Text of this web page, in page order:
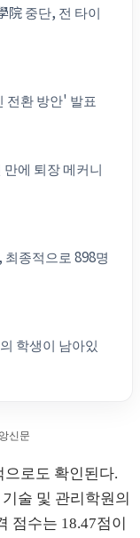
院 중단, 전 타이
전환 방안' 발표
에 퇴장 메커니
종적으로 898명
학생이 남아있
신문
로도 확인된다.
술 및 관리학원의
점수는 18.47점이